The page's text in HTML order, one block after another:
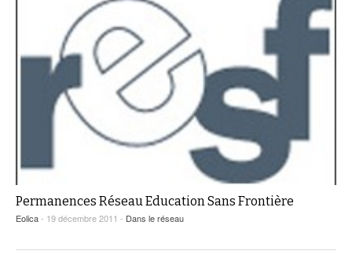
Permanences Réseau Education Sans Frontière
Eolica- 19 décembre 2011 - Dans le réseau